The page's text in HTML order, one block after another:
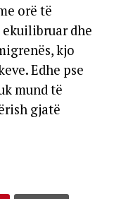
orë të
dhe
kjo
Edhe pse
mund të
gjatë